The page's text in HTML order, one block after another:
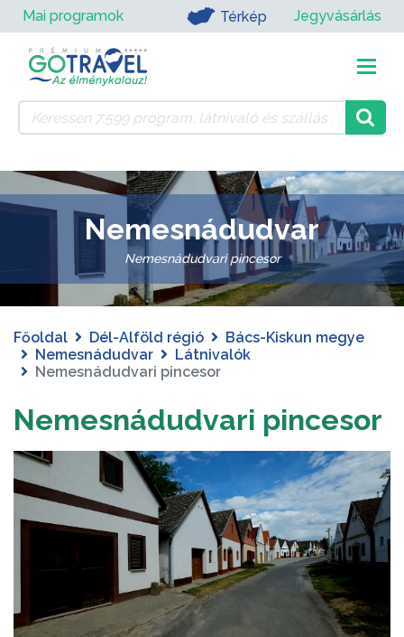
Mai programok Térkép Jegyvásárlás
Nemesnádudvar
Nemesnádudvari pincesor
Főoldal Dél-Alföld régió
Bács-Kiskun megye
Nemesnádudvar
Látnivalók
Nemesnádudvari pincesor
Nemesnádudvari pincesor